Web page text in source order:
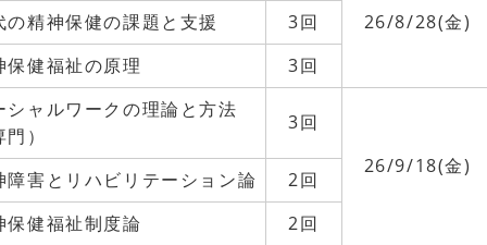
26/8/28(金)
の精神保健の課題と支援
3回
保健福祉の原理
3回
シャルワークの理論と方法
）
3回
26/9/18(金)
障害とリハビリテーション論
2回
保健福祉制度論
2回